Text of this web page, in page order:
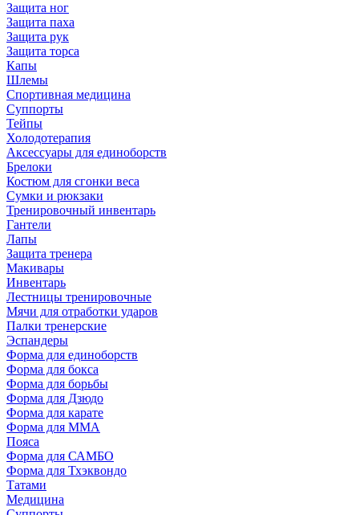
Защита ног
Защита паха
Защита рук
Защита торса
Капы
Шлемы
Спортивная медицина
Суппорты
Тейпы
Холодотерапия
Аксессуары для единоборств
Брелоки
Костюм для сгонки веса
Сумки и рюкзаки
Тренировочный инвентарь
Гантели
Лапы
Защита тренера
Макивары
Инвентарь
Лестницы тренировочные
Мячи для отработки ударов
Палки тренерские
Эспандеры
Форма для единоборств
Форма для бокса
Форма для борьбы
Форма для Дзюдо
Форма для карате
Форма для MMA
Пояса
Форма для САМБО
Форма для Тхэквондо
Татами
Медицина